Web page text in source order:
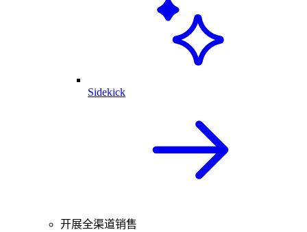
Sidekick
开展全渠道销售